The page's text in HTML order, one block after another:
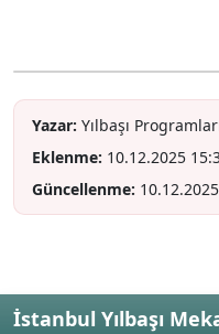
Yazar: Yılbaşı
Eklenme: 10.12.2025
Güncellenme:
İstanbul Yılbaşı